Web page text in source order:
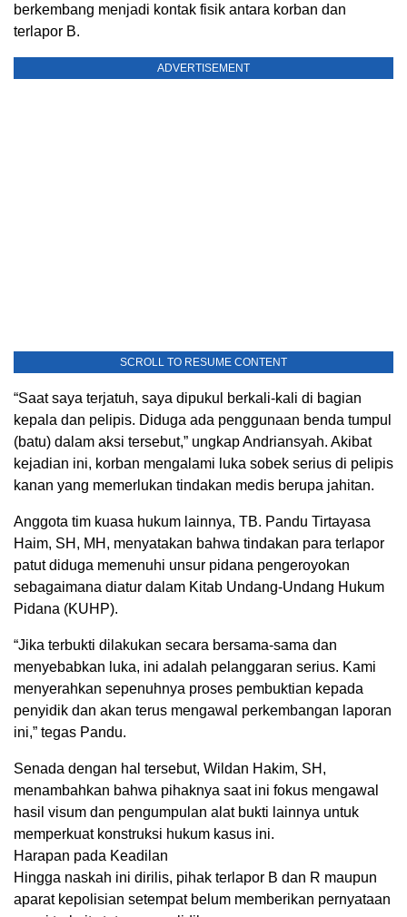
berkembang menjadi kontak fisik antara korban dan
terlapor B.
ADVERTISEMENT
SCROLL TO RESUME CONTENT
“Saat saya terjatuh, saya dipukul berkali-kali di bagian
kepala dan pelipis. Diduga ada penggunaan benda tumpul
(batu) dalam aksi tersebut,” ungkap Andriansyah. Akibat
kejadian ini, korban mengalami luka sobek serius di pelipis
kanan yang memerlukan tindakan medis berupa jahitan.
Anggota tim kuasa hukum lainnya, TB. Pandu Tirtayasa
Haim, SH, MH, menyatakan bahwa tindakan para terlapor
patut diduga memenuhi unsur pidana pengeroyokan
sebagaimana diatur dalam Kitab Undang-Undang Hukum
Pidana (KUHP).
“Jika terbukti dilakukan secara bersama-sama dan
menyebabkan luka, ini adalah pelanggaran serius. Kami
menyerahkan sepenuhnya proses pembuktian kepada
penyidik dan akan terus mengawal perkembangan laporan
ini,” tegas Pandu.
Senada dengan hal tersebut, Wildan Hakim, SH,
menambahkan bahwa pihaknya saat ini fokus mengawal
hasil visum dan pengumpulan alat bukti lainnya untuk
memperkuat konstruksi hukum kasus ini.
Harapan pada Keadilan
Hingga naskah ini dirilis, pihak terlapor B dan R maupun
aparat kepolisian setempat belum memberikan pernyataan